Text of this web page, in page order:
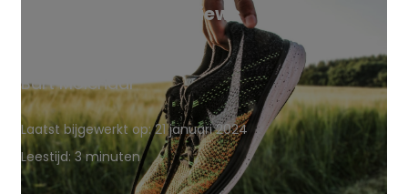
reviews
Bart Molenaar
Laatst bijgewerkt op: 21 januari 2024
Leestijd: 3 minuten